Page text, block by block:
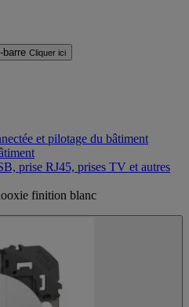
barre Cliquer ici
et pilotage du bâtiment
prise RJ45, prises TV et autres
finition blanc